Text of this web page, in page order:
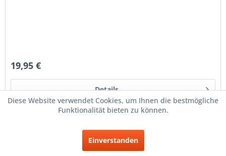
19,95 €
Details
Diese Website verwendet Cookies, um Ihnen die bestmögliche
Funktionalität bieten zu können.
Einverstanden